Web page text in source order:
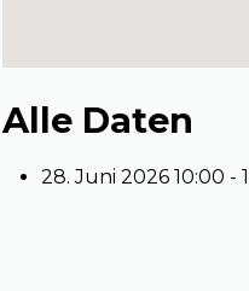
Alle Daten
28. Juni 2026 10:00 -